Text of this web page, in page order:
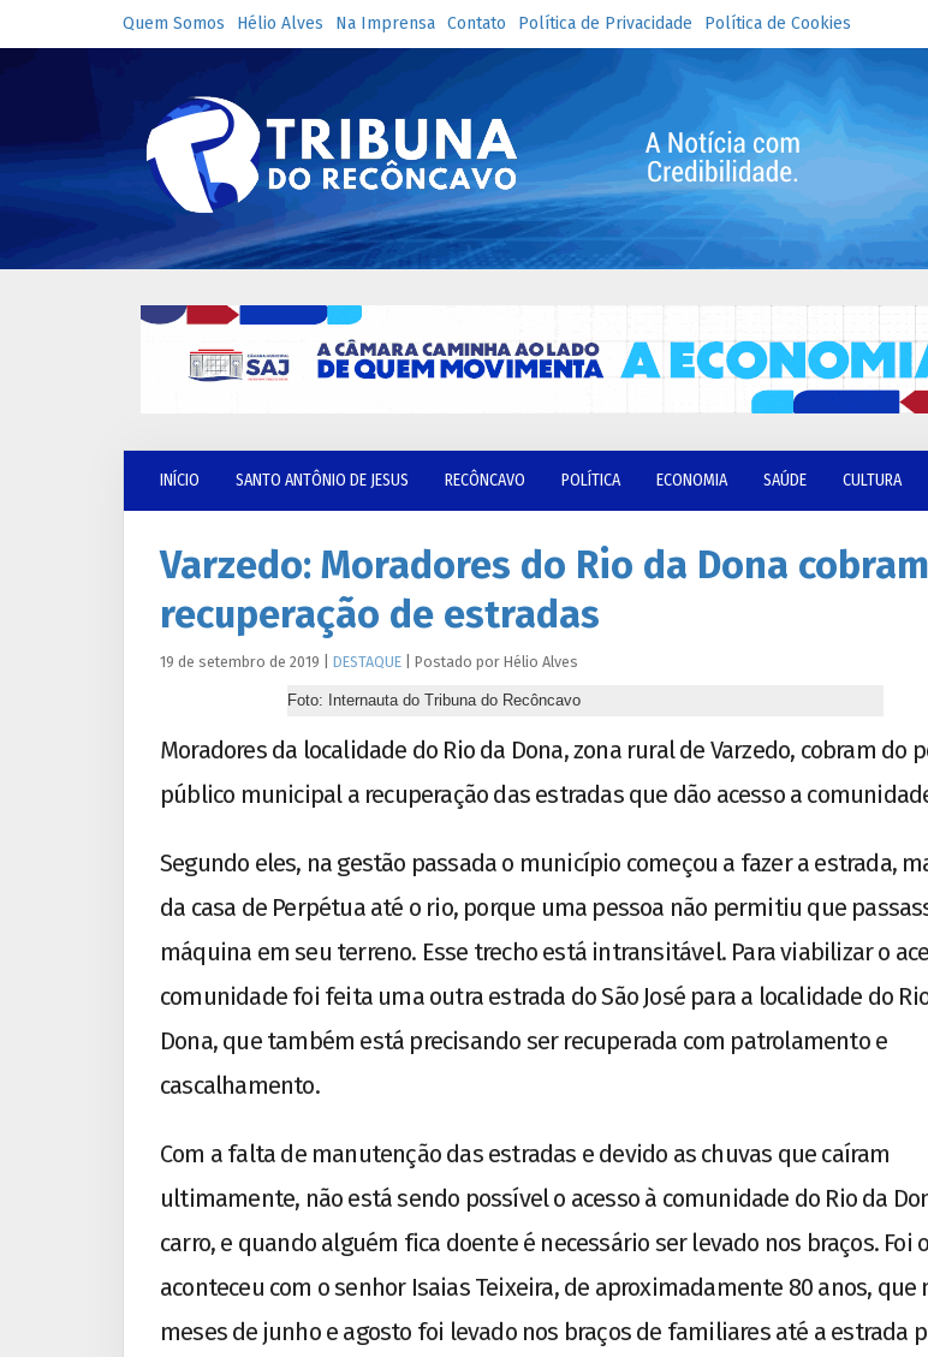
Quem Somos Hélio Alves Na Imprensa Contato Política de Privacidade Política de Cookies
INÍCIO SANTO ANTÔNIO DE JESUS RECÔNCAVO POLÍTICA ECONOMIA SAÚDE CULTURA
Varzedo: Moradores do Rio da Dona cobram
recuperação de estradas
19 de setembro de 2019 DESTAQUE Postado por Hélio Alves
Foto: Internauta do Tribuna do Recôncavo
Moradores da localidade do Rio da Dona, zona rural de Varzedo, cobram do
público municipal a recuperação das estradas que dão acesso a
Segundo eles, na gestão passada o município começou a fazer a estrada,
da casa de Perpétua até o rio, porque uma pessoa não permitiu que
máquina em seu terreno. Esse trecho está intransitável. Para viabilizar o
comunidade foi feita uma outra estrada do São José para a localidade do
Dona, que também está precisando ser recuperada com patrolamento e
cascalhamento.
Com a falta de manutenção das estradas e devido as chuvas que caíram
ultimamente, não está sendo possível o acesso à comunidade do Rio da
carro, e quando alguém fica doente é necessário ser levado nos braços. Foi
aconteceu com o senhor Isaias Teixeira, de aproximadamente 80 anos, que
meses de junho e agosto foi levado nos braços de familiares até a estrada